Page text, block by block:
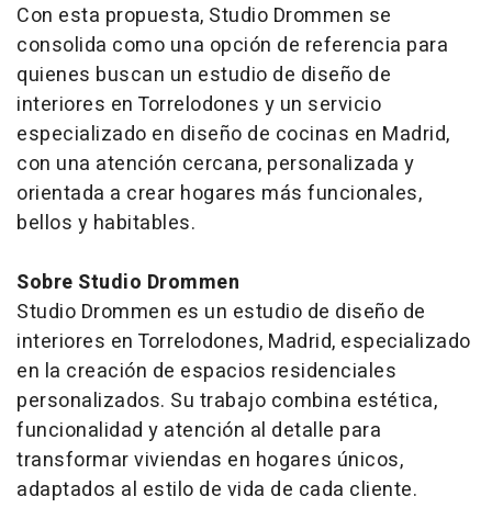
Con esta propuesta, Studio Drommen se
consolida como una opción de referencia para
quienes buscan un estudio de diseño de
interiores en Torrelodones y un servicio
especializado en diseño de cocinas en Madrid,
con una atención cercana, personalizada y
orientada a crear hogares más funcionales,
bellos y habitables.
Sobre Studio Drommen
Studio Drommen es un estudio de diseño de
interiores en Torrelodones, Madrid, especializado
en la creación de espacios residenciales
personalizados. Su trabajo combina estética,
funcionalidad y atención al detalle para
transformar viviendas en hogares únicos,
adaptados al estilo de vida de cada cliente.